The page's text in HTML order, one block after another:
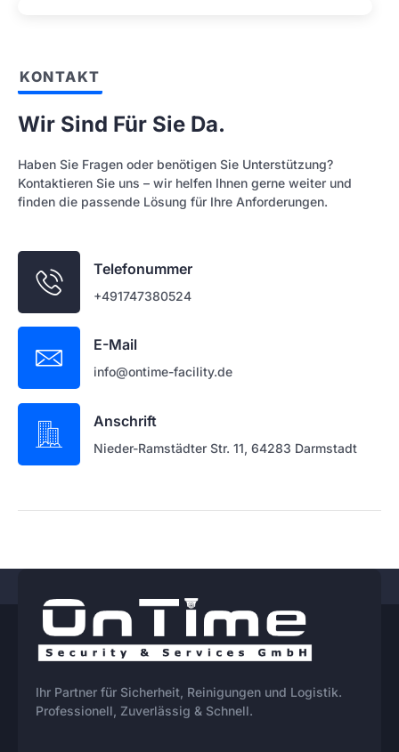
KONTAKT
Wir Sind Für Sie Da.
Haben Sie Fragen oder benötigen Sie Unterstützung?
Kontaktieren Sie uns – wir helfen Ihnen gerne weiter und
finden die passende Lösung für Ihre Anforderungen.
Telefonummer
+491747380524
E-Mail
info@ontime-facility.de
Anschrift
Nieder-Ramstädter Str. 11, 64283 Darmstadt
Ihr Partner für Sicherheit, Reinigungen und Logistik.
Professionell, Zuverlässig & Schnell.